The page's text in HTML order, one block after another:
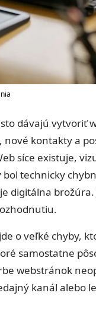
dávajú vytvoriť
nové kontakty a
síce existuje,
bol technicky
digitálna
o veľké chyby,
samostatne
webstránok
kanál alebo